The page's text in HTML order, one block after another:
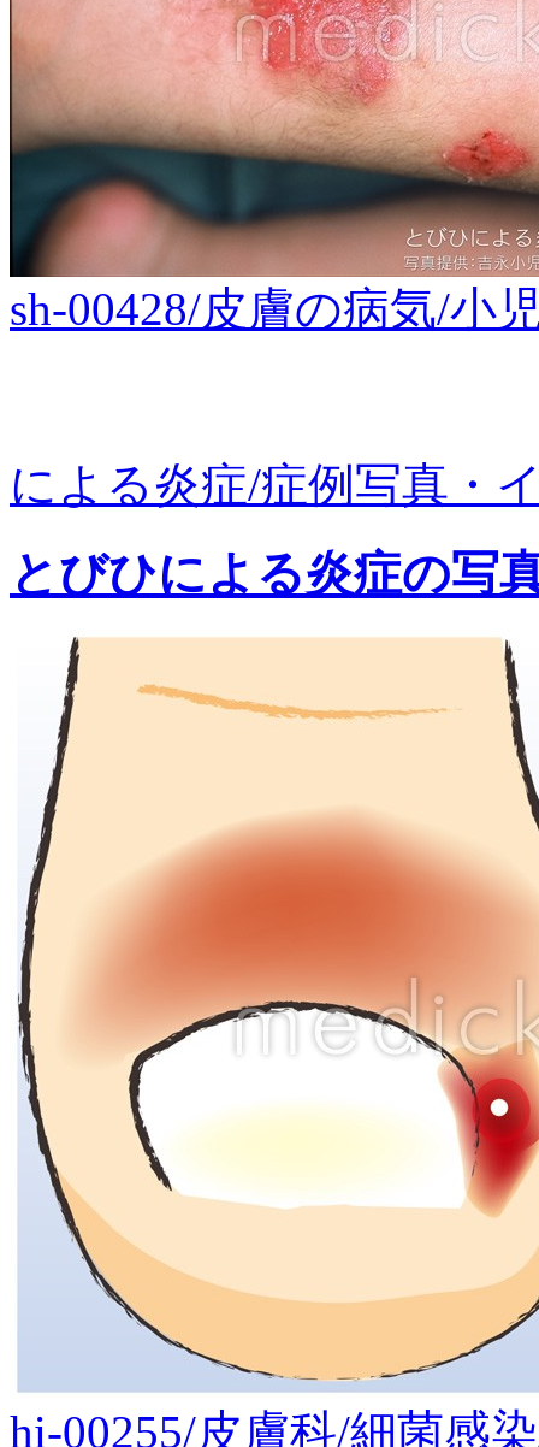
sh-00428/皮膚の病気/小
による炎症/症例写真・
とびひによる炎症の写
hi-00255/皮膚科/細菌感